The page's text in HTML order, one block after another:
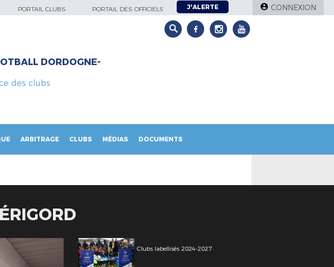
PORTAIL CLUBS PORTAIL DES OFFICIELS J'ALERTE CONNEXION
DORDOGNE-
des clubs
ARBITRAGE CLUBS MÉDIAS DOCUMENTS
Clubs labellisés 2024-2027